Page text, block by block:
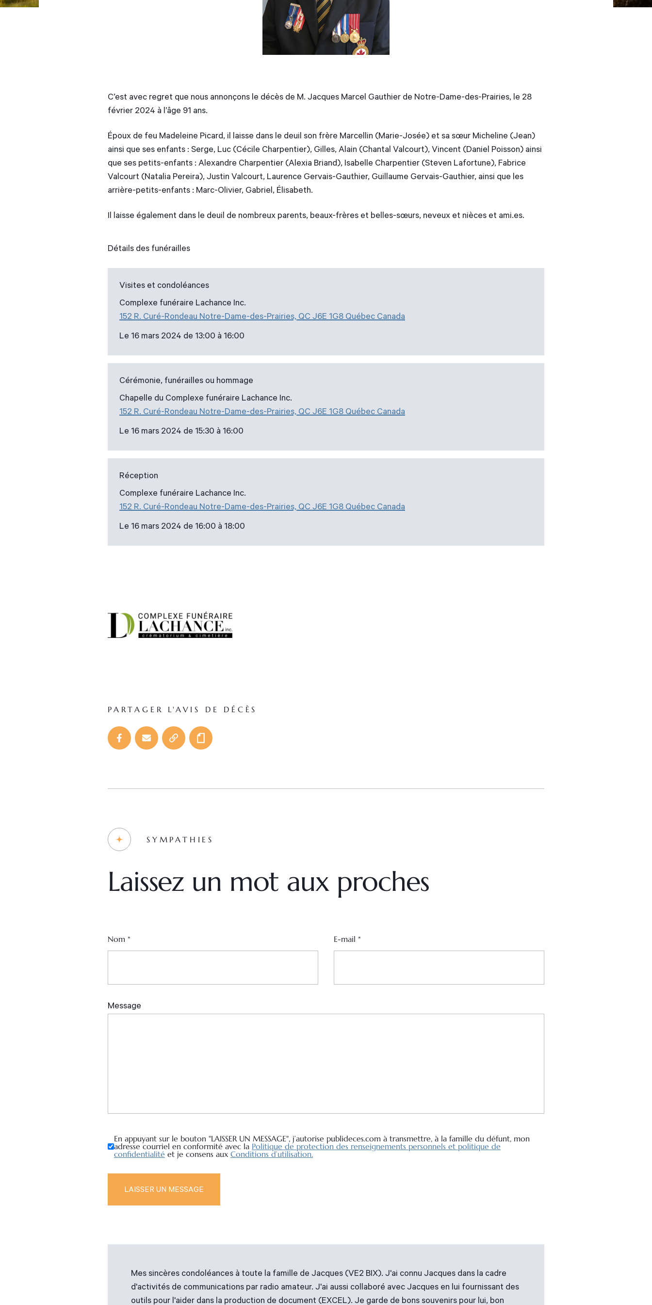
C’est avec regret que nous annonçons le décès de M. Jacques Marcel Gauthier de Notre-Dame-des-Prairies, le 28
février 2024 à l’âge 91 ans.
Époux de feu Madeleine Picard, il laisse dans le deuil son frère Marcellin (Marie-Josée) et sa sœur Micheline (Jean)
ainsi que ses enfants : Serge, Luc (Cécile Charpentier), Gilles, Alain (Chantal Valcourt), Vincent (Daniel Poisson) ainsi
que ses petits-enfants : Alexandre Charpentier (Alexia Briand), Isabelle Charpentier (Steven Lafortune), Fabrice
Valcourt (Natalia Pereira), Justin Valcourt, Laurence Gervais-Gauthier, Guillaume Gervais-Gauthier, ainsi que les
arrière-petits-enfants : Marc-Olivier, Gabriel, Élisabeth.
Il laisse également dans le deuil de nombreux parents, beaux-frères et belles-sœurs, neveux et nièces et ami.es.
Détails des funérailles
Visites et condoléances
Complexe funéraire Lachance Inc.
152 R. Curé-Rondeau Notre-Dame-des-Prairies, QC J6E 1G8 Québec Canada
Le 16 mars 2024 de 13:00 à 16:00
Cérémonie, funérailles ou hommage
Chapelle du Complexe funéraire Lachance Inc.
152 R. Curé-Rondeau Notre-Dame-des-Prairies, QC J6E 1G8 Québec Canada
Le 16 mars 2024 de 15:30 à 16:00
Réception
Complexe funéraire Lachance Inc.
152 R. Curé-Rondeau Notre-Dame-des-Prairies, QC J6E 1G8 Québec Canada
Le 16 mars 2024 de 16:00 à 18:00
PARTAGER L'AVIS DE DÉCÈS
SYMPATHIES
Laissez un mot aux proches
En appuyant sur le bouton "LAISSER UN MESSAGE", j’autorise publideces.com à transmettre, à la famille du défunt, mon
adresse courriel en conformité avec la Politique de protection des renseignements personnels et politique de
confidentialité et je consens aux Conditions d’utilisation.
Nom * E-mail *
Mes sincères condoléances à toute la famille de Jacques (VE2 BIX). J'ai connu Jacques dans la cadre
d'activités de communications par radio amateur. J'ai aussi collaboré avec Jacques en lui fournissant des
outils pour l'aider dans la production de document (EXCEL). Je garde de bons souvenirs pour lui, bon